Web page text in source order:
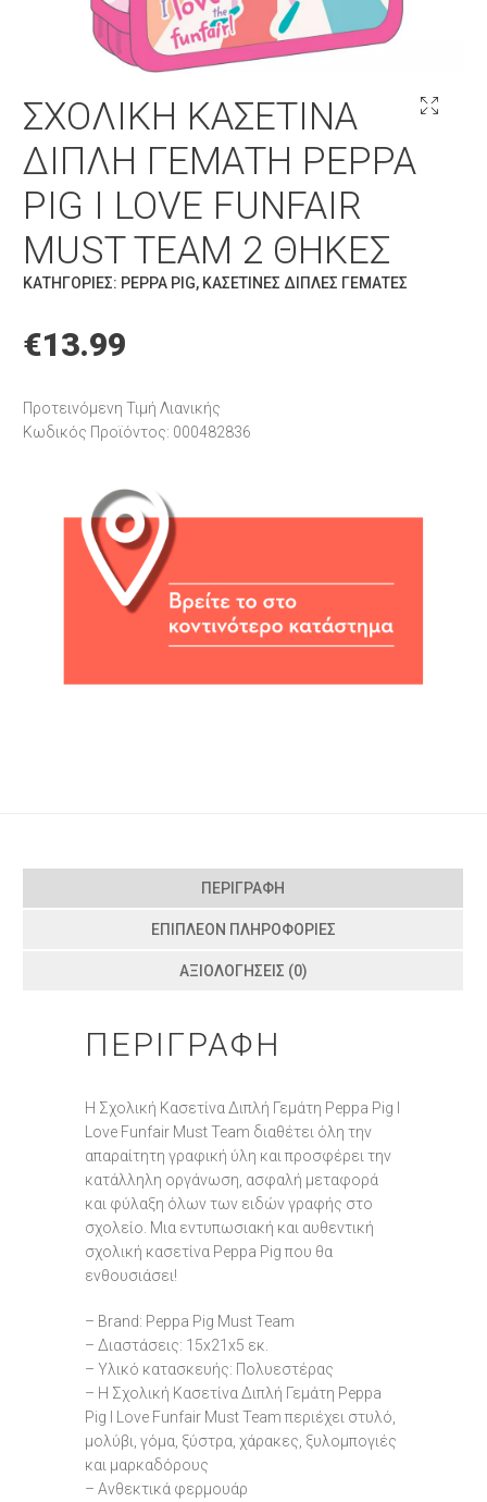
ΣΧΟΛΙΚΉ ΚΑΣΕΤΊΝΑ
ΔΙΠΛΉ ΓΕΜΆΤΗ PEPPA
PIG I LOVE FUNFAIR
MUST TEAM 2 ΘΉΚΕΣ
ΚΑΤΗΓΟΡΊΕΣ: PEPPA PIG, ΚΑΣΕΤΊΝΕΣ ΔΙΠΛΈΣ ΓΕΜΆΤΕΣ
€13.99
Προτεινόμενη Τιμή Λιανικής
Κωδικός Προϊόντος: 000482836
ΠΕΡΙΓΡΑΦΉ
ΕΠΙΠΛΈΟΝ ΠΛΗΡΟΦΟΡΊΕΣ
ΑΞΙΟΛΟΓΉΣΕΙΣ (0)
ΠΕΡΙΓΡΑΦΉ
Η Σχολική Κασετίνα Διπλή Γεμάτη Peppa Pig I
Love Funfair Must Team διαθέτει όλη την
απαραίτητη γραφική ύλη και προσφέρει την
κατάλληλη οργάνωση, ασφαλή μεταφορά
και φύλαξη όλων των ειδών γραφής στο
σχολείο. Μια εντυπωσιακή και αυθεντική
σχολική κασετίνα Peppa Pig που θα
ενθουσιάσει!
– Brand: Peppa Pig Must Team
– Διαστάσεις: 15x21x5 εκ.
– Υλικό κατασκευής: Πολυεστέρας
– Η Σχολική Κασετίνα Διπλή Γεμάτη Peppa
Pig I Love Funfair Must Team περιέχει στυλό,
μολύβι, γόμα, ξύστρα, χάρακες, ξυλομπογιές
και μαρκαδόρους
– Ανθεκτικά φερμουάρ